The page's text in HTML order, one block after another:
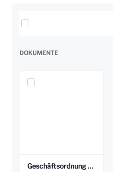
Elemente auswählen
DOKUMENTE
Geschäftsordnung Stand 11.6.2018.pdf